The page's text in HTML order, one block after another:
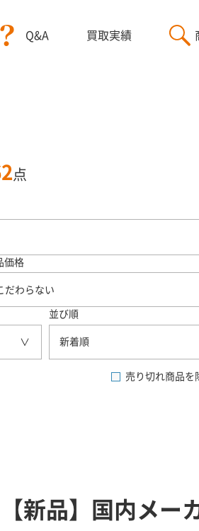
Q&A 買取実績
点
価格
だわらない
並び順
新着順
売り切れ商品を
【新品】国内メー